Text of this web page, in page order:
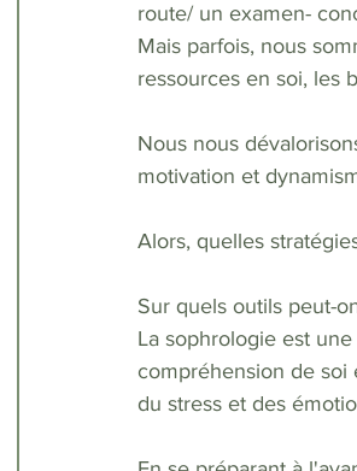
route/ un examen-
Mais parfois, nous
ressources en soi, les
Nous nous
motivation et
Alors, quelles
Sur quels outils peut-
La sophrologie est
compréhension de soi
du stress et des